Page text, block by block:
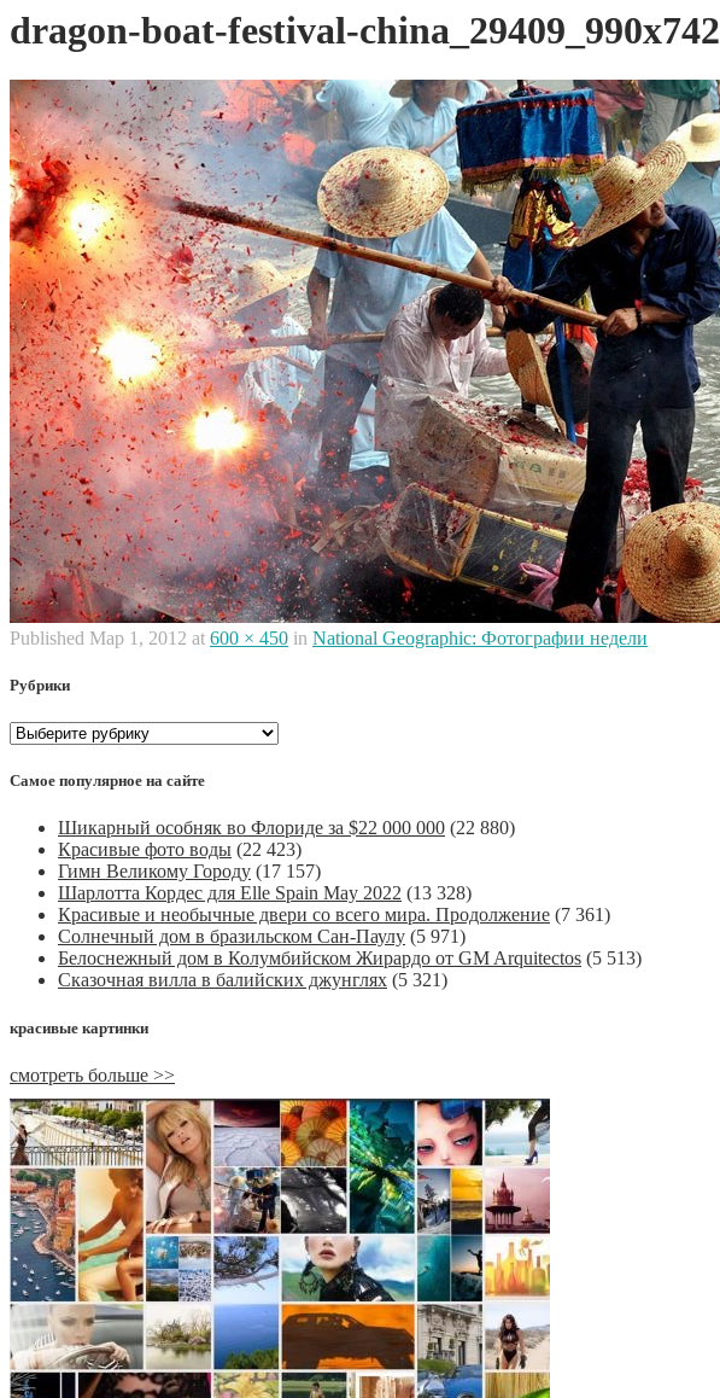
dragon-boat-festival-china_29409_990x742
Published Мар 1, 2012 at 600 × 450 in National Geographic: Фотографии недели
Рубрики
Рубрики
Самое популярное на сайте
Шикарный особняк во Флориде за $22 000 000 (22 880)
Красивые фото воды (22 423)
Гимн Великому Городу (17 157)
Шарлотта Кордес для Elle Spain May 2022 (13 328)
Красивые и необычные двери со всего мира. Продолжение (7 361)
Солнечный дом в бразильском Сан-Паулу (5 971)
Белоснежный дом в Колумбийском Жирардо от GM Arquitectos (5 513)
Сказочная вилла в балийских джунглях (5 321)
красивые картинки
смотреть больше >>